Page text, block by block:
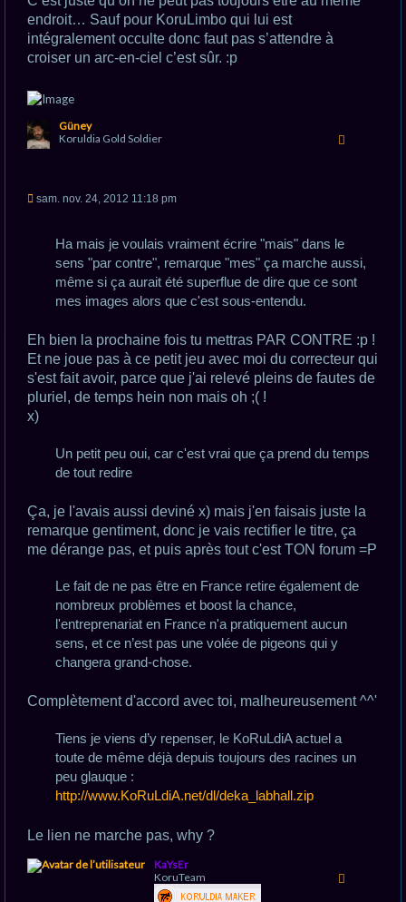
endroit… Sauf pour KoruLimbo qui lui est
intégralement occulte donc faut pas s’attendre à
croiser un arc-en-ciel c’est sûr. :p
Güney
Koruldia Gold Soldier
M
u
sam. nov. 24, 2012 11:18 pm
Ha mais je voulais vraiment écrire "mais" dans le
sens "par contre", remarque "mes" ça marche aussi,
même si ça aurait été superflue de dire que ce sont
mes images alors que c'est sous-entendu.
Eh bien la prochaine fois tu mettras PAR CONTRE :p !
Et ne joue pas à ce petit jeu avec moi du correcteur qui
s'est fait avoir, parce que j'ai relevé pleins de fautes de
pluriel, de temps hein non mais oh ;( !
x)
Un petit peu oui, car c'est vrai que ça prend du temps
de tout redire
Ça, je l'avais aussi deviné x) mais j'en faisais juste la
remarque gentiment, donc je vais rectifier le titre, ça
me dérange pas, et puis après tout c'est TON forum =P
Le fait de ne pas être en France retire également de
nombreux problèmes et boost la chance,
l'entreprenariat en France n'a pratiquement aucun
sens, et ce n’est pas une volée de pigeons qui y
changera grand-chose.
Complètement d'accord avec toi, malheureusement ^^'
Tiens je viens d’y repenser, le KoRuLdiA actuel a
toute de même déjà depuis toujours des racines un
peu glauque :
http://www.KoRuLdiA.net/dl/deka_labhall.zip
Le lien ne marche pas, why ?
KaYsEr
KoruTeam